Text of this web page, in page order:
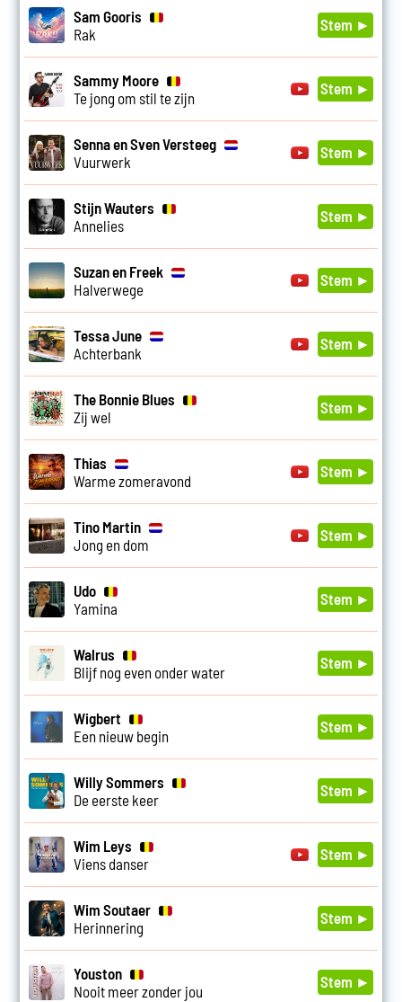
Sam Gooris
Rak
Stem ►
Sammy Moore
Te jong om stil te zijn
Stem ►
Senna en Sven Versteeg
Vuurwerk
Stem ►
Stijn Wauters
Annelies
Stem ►
Suzan en Freek
Halverwege
Stem ►
Tessa June
Achterbank
Stem ►
The Bonnie Blues
Zij wel
Stem ►
Thias
Warme zomeravond
Stem ►
Tino Martin
Jong en dom
Stem ►
Udo
Yamina
Stem ►
Walrus
Blijf nog even onder water
Stem ►
Wigbert
Een nieuw begin
Stem ►
Willy Sommers
De eerste keer
Stem ►
Wim Leys
Viens danser
Stem ►
Wim Soutaer
Herinnering
Stem ►
Youston
Nooit meer zonder jou
Stem ►